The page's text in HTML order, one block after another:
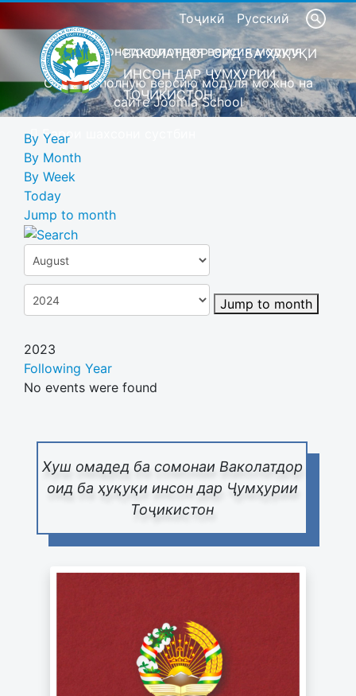
Тоҷикӣ Русский
Это демонстрационная версия модуля
Скачать полную версию модуля можно на
сайте Joomla School
Барои шахсони сустбин
ВАКОЛАТДОР ОИД БА ҲУҚУҚИ
ИНСОН ДАР ҶУМҲУРИИ
ТОҶИКИСТОН
Хуш омадед ба сомонаи Ваколатдор
оид ба ҳуқуқи инсон дар Ҷумҳурии
Тоҷикистон
By Year
By Month
By Week
Today
Jump to month
Jump to month
2023
Following Year
No events were found